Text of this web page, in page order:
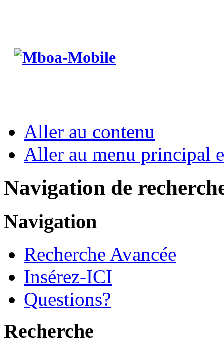
Aller au contenu
Aller au menu principal
Navigation de
Navigation
Recherche Avancée
Insérez-ICI
Questions?
Recherche